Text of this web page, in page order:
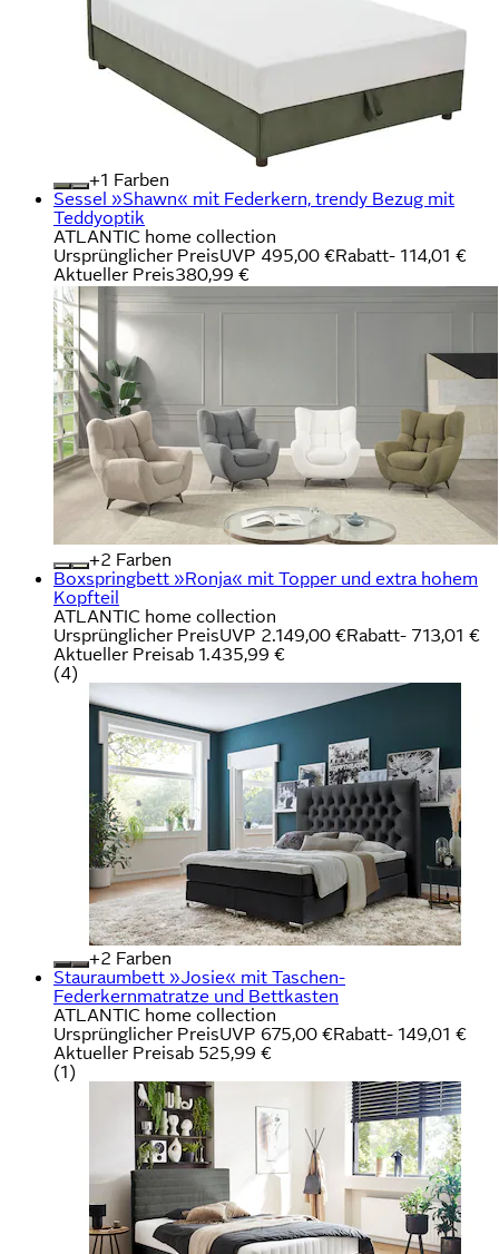
+
Farben
Sessel »Shawn« mit Federkern, trendy Bezug mit
Teddyoptik
ATLANTIC home collection
Ursprünglicher PreisUVP 495,00 €Rabatt- 114,01 €
Aktueller Preis380,99 €
+
Farben
Boxspringbett »Ronja« mit Topper und extra hohem
Kopfteil
ATLANTIC home collection
Ursprünglicher PreisUVP 2.149,00 €Rabatt- 713,01 €
Aktueller Preisab 1.435,99 €
(4)
+
Farben
Stauraumbett »Josie« mit Taschen-
Federkernmatratze und Bettkasten
ATLANTIC home collection
Ursprünglicher PreisUVP 675,00 €Rabatt- 149,01 €
Aktueller Preisab 525,99 €
(1)